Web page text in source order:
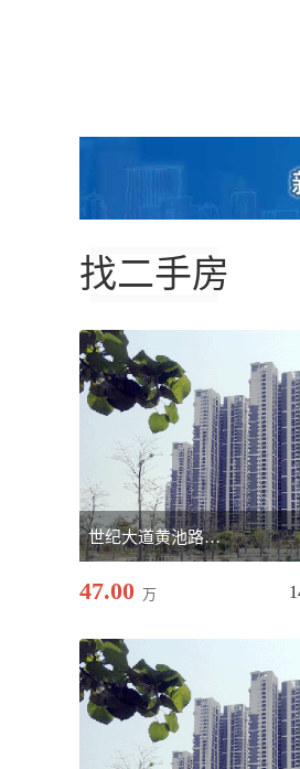
找二手房
世纪大道黄池路交叉口
47.00 万